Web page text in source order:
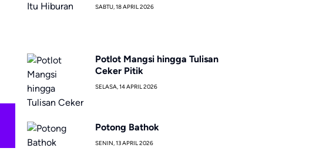
SABTU, 18 APRIL 2026
Potlot Mangsi hingga Tulisan
Ceker Pitik
SELASA, 14 APRIL 2026
Potong Bathok
SENIN, 13 APRIL 2026